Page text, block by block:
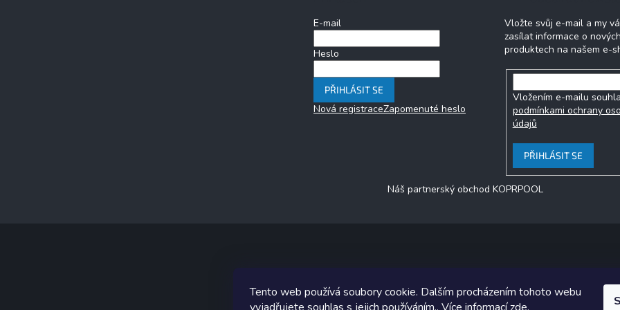
Tento web používá soubory cookie. Dalším procházením tohoto webu
E-mail
Heslo
PŘIHLÁSIT SE
Nová registraceZapomenuté heslo
Vložte svůj e-mail a my
zasílat informace o
produktech na našem e-
Vložením e-mailu
podmínkami ochrany
údajů
PŘIHLÁSIT SE
Náš partnerský obchod KOPRPOOL
Grafický návrh vytvořil a na Shoptet implementoval Tomáš Hlad&